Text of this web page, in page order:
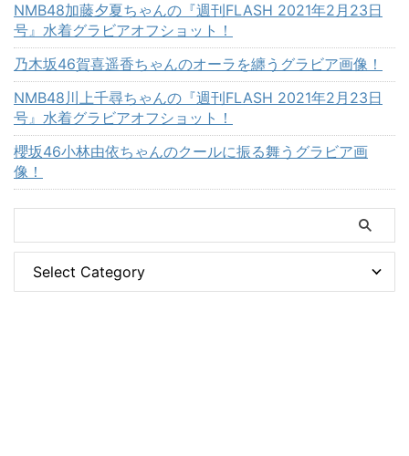
NMB48加藤夕夏ちゃんの『週刊FLASH 2021年2月23日
号』水着グラビアオフショット！
乃木坂46賀喜遥香ちゃんのオーラを纏うグラビア画像！
NMB48川上千尋ちゃんの『週刊FLASH 2021年2月23日
号』水着グラビアオフショット！
櫻坂46小林由依ちゃんのクールに振る舞うグラビア画
像！